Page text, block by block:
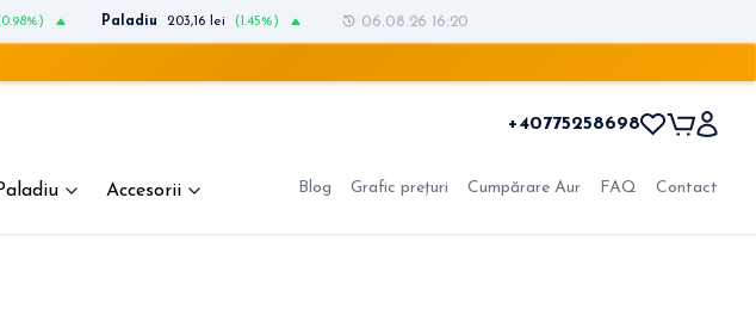
Paladiu 203,16 lei (1.45%) 06.08.26 16:20
+40775258698
Accesorii Blog Grafic prețuri Cumpărare Aur FAQ Contact